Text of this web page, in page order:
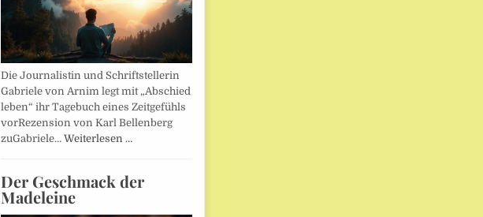
Die Journalistin und Schriftstellerin
Gabriele von Arnim legt mit „Abschied
leben“ ihr Tagebuch eines Zeitgefühls
vorRezension von Karl Bellenberg
zuGabriele… Weiterlesen …
Der Geschmack der
Madeleine